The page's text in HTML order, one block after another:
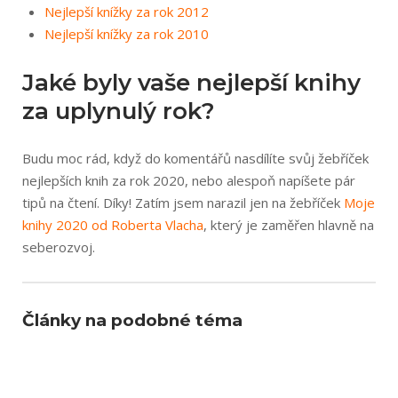
Nejlepší knížky za rok 2012
Nejlepší knížky za rok 2010
Jaké byly vaše nejlepší knihy
za uplynulý rok?
Budu moc rád, když do komentářů nasdílíte svůj žebříček
nejlepších knih za rok 2020, nebo alespoň napíšete pár
tipů na čtení. Díky! Zatím jsem narazil jen na žebříček Moje
knihy 2020 od Roberta Vlacha, který je zaměřen hlavně na
seberozvoj.
Články na podobné téma